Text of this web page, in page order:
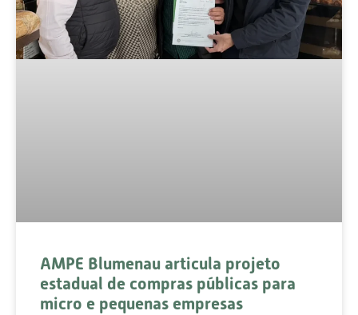
AMPE Blumenau articula projeto
estadual de compras públicas para
micro e pequenas empresas